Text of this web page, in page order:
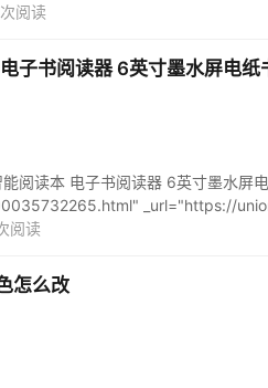
阅读
子书阅读器 6英寸墨水屏电
阅读本 电子书阅读器 6英寸墨水屏
_url="https://
阅读
怎么改